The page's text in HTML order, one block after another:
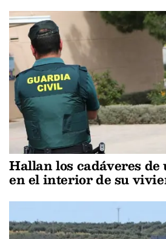
Hallan los cadáveres
en el interior de su